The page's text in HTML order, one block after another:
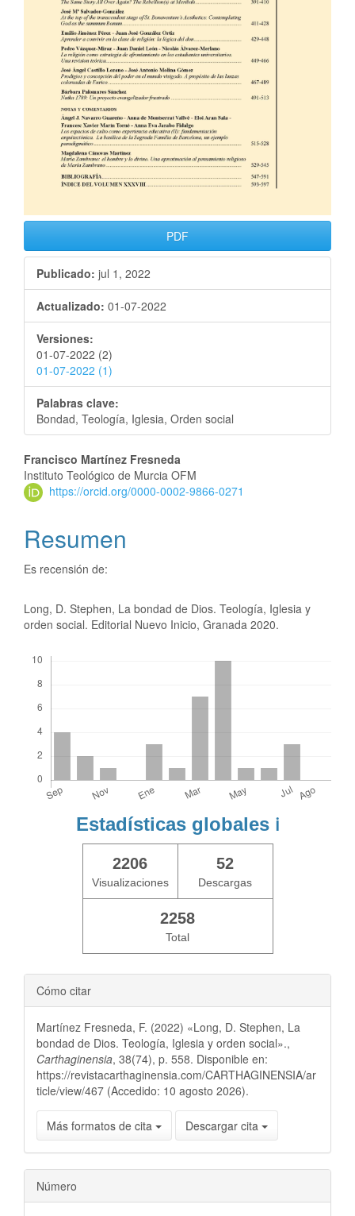
PDF
Publicado: jul 1, 2022
Actualizado: 01-07-2022
Versiones:
01-07-2022 (2)
01-07-2022 (1)
Palabras clave:
Bondad, Teología, Iglesia, Orden social
Francisco Martínez Fresneda
Instituto Teológico de Murcia OFM
https://orcid.org/0000-0002-9866-0271
Resumen
Es recensión de:
Long, D. Stephen, La bondad de Dios. Teología, Iglesia y
orden social. Editorial Nuevo Inicio, Granada 2020.
Estadísticas globales ℹ️
2206
Visualizaciones
52
Descargas
2258
Total
Cómo citar
Martínez Fresneda, F. (2022) «Long, D. Stephen, La
bondad de Dios. Teología, Iglesia y orden social».,
Carthaginensia, 38(74), p. 558. Disponible en:
https://revistacarthaginensia.com/CARTHAGINENSIA/ar
ticle/view/467 (Accedido: 10 agosto 2026).
Más formatos de cita Descargar cita
Número